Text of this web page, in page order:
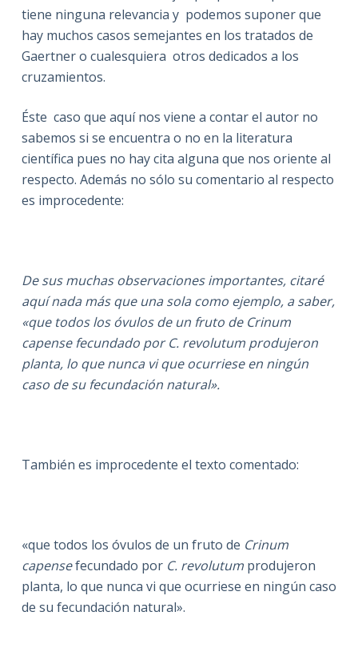
tiene ninguna relevancia y podemos suponer que
hay muchos casos semejantes en los tratados de
Gaertner o cualesquiera otros dedicados a los
cruzamientos.
Éste caso que aquí nos viene a contar el autor no
sabemos si se encuentra o no en la literatura
científica pues no hay cita alguna que nos oriente al
respecto. Además no sólo su comentario al respecto
es improcedente:
De sus muchas observaciones importantes, citaré
aquí nada más que una sola como ejemplo, a saber,
«que todos los óvulos de un fruto de Crinum
capense fecundado por C. revolutum produjeron
planta, lo que nunca vi que ocurriese en ningún
caso de su fecundación natural».
También es improcedente el texto comentado:
«que todos los óvulos de un fruto de Crinum
capensefecundado por C. revolutumprodujeron
planta, lo que nunca vi que ocurriese en ningún caso
de su fecundación natural».